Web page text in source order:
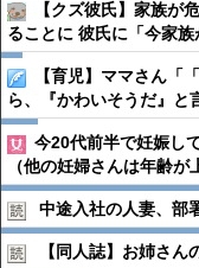
【クズ彼氏】家族が
ることに 彼氏に「今家族
【育児】ママさん「
ら、『かわいそうだ』と
今20代前半で妊娠し
（他の妊婦さんは年齢が
中途入社の人妻、部
【同人誌】お姉さ